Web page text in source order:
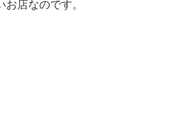
店なのです。